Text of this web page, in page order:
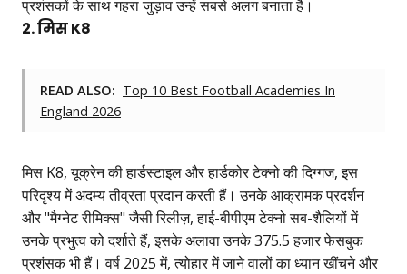
प्रशंसकों के साथ गहरा जुड़ाव उन्हें सबसे अलग बनाता है।
2. मिस K8
READ ALSO: Top 10 Best Football Academies In
England 2026
मिस K8, यूक्रेन की हार्डस्टाइल और हार्डकोर टेक्नो की दिग्गज, इस
परिदृश्य में अदम्य तीव्रता प्रदान करती हैं। उनके आक्रामक प्रदर्शन
और "मैग्नेट रीमिक्स" जैसी रिलीज़, हाई-बीपीएम टेक्नो सब-शैलियों में
उनके प्रभुत्व को दर्शाते हैं, इसके अलावा उनके 375.5 हजार फेसबुक
प्रशंसक भी हैं। वर्ष 2025 में, त्योहार में जाने वालों का ध्यान खींचने और